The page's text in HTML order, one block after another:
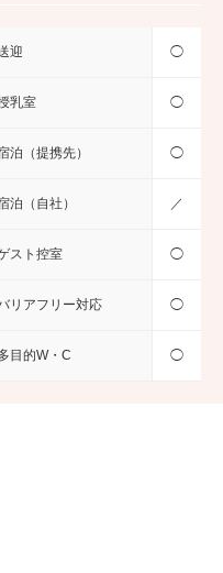
迎 ◯
乳室 ◯
泊（提携先） ◯
泊（自社） ／
スト控室 ◯
リアフリー対応 ◯
目的W・C ◯